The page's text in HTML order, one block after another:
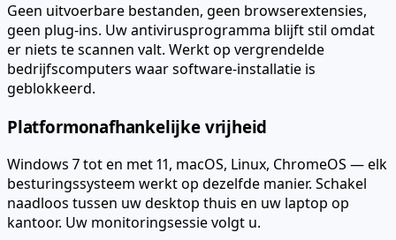
Geen uitvoerbare bestanden, geen browserextensies,
geen plug-ins. Uw antivirusprogramma blijft stil omdat
er niets te scannen valt. Werkt op vergrendelde
bedrijfscomputers waar software-installatie is
geblokkeerd.
Platformonafhankelijke vrijheid
Windows 7 tot en met 11, macOS, Linux, ChromeOS — elk
besturingssysteem werkt op dezelfde manier. Schakel
naadloos tussen uw desktop thuis en uw laptop op
kantoor. Uw monitoringsessie volgt u.